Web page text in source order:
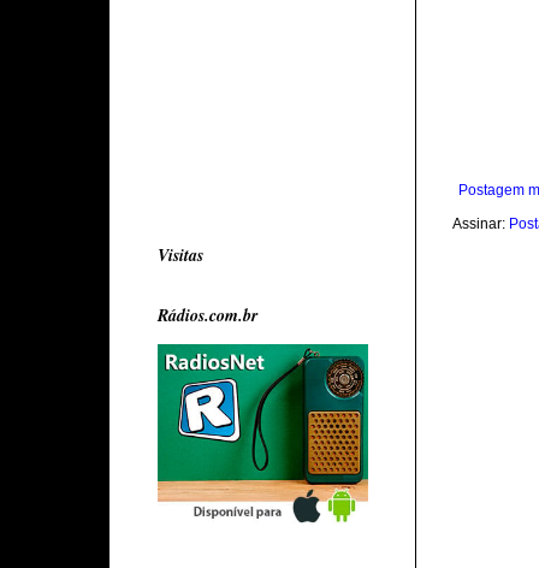
Postagem
Assinar:
Visitas
Rádios.com.br